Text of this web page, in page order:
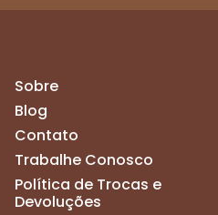
Sobre
Blog
Contato
Trabalhe Conosco
Política de Trocas e
Devoluções